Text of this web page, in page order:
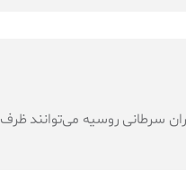
سرطانی روسیه می‌توانند